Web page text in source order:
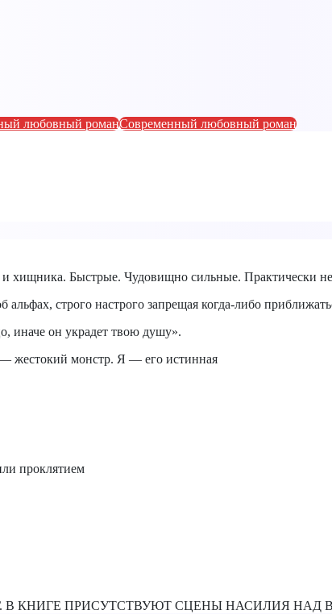
любовный романСовременный любовный роман
хищника. Быстрые. Чудовищно сильные. Практически
альфах, строго настрого запрещая когда-либо
иначе он украдет твою душу».
— жестокий монстр. Я — его истинная
проклятием
КНИГЕ ПРИСУТСТВУЮТ СЦЕНЫ НАСИЛИЯ